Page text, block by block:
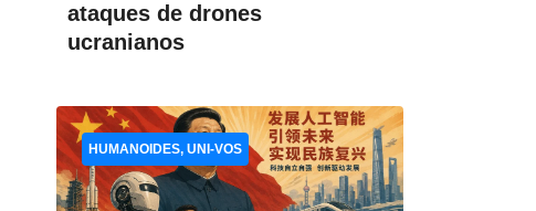
ataques de drones
ucranianos
HUMANOIDES, UNI-VOS